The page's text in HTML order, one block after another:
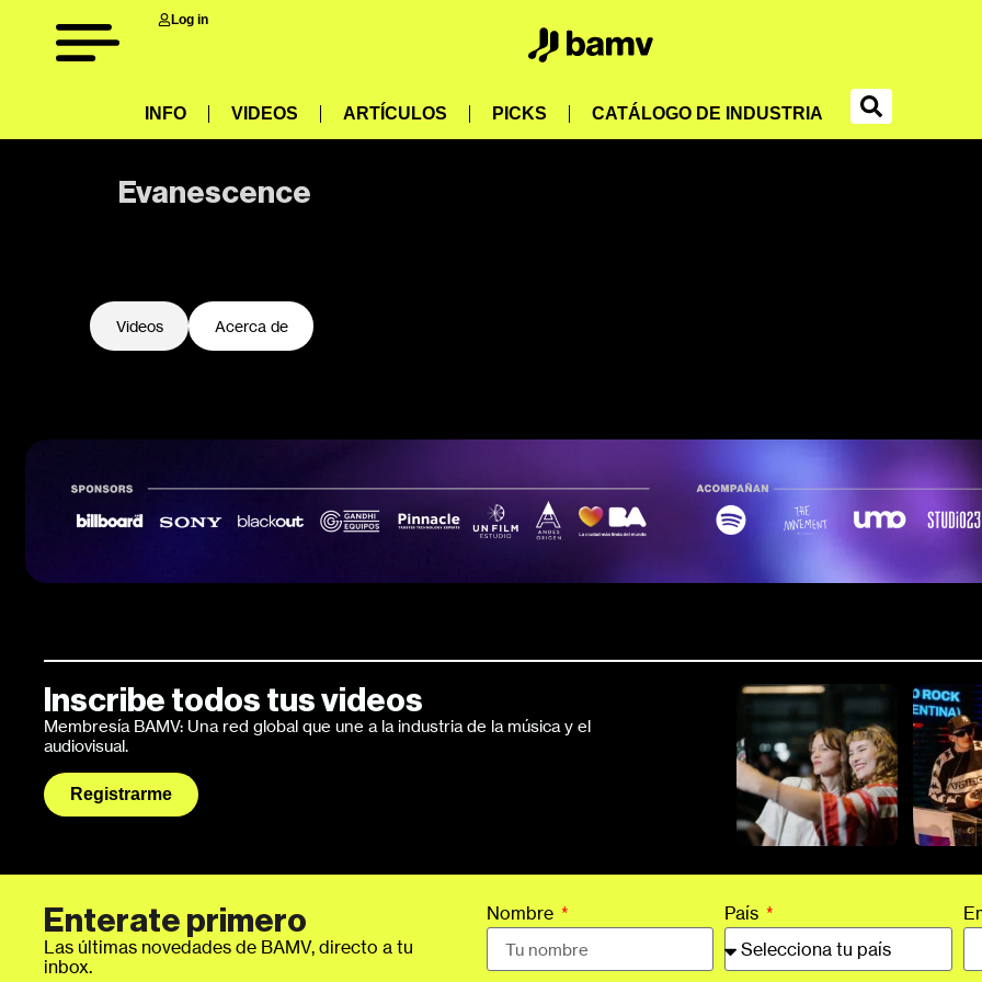
Log in
INFO VIDEOS ARTÍCULOS PICKS CATÁLOGO DE INDUSTRIA
Evanescence
Videos Acerca de
Inscribe todos tus videos
Membresía BAMV: Una red global que une a la industria de la música y el
audiovisual.
Registrarme
Enterate primero
Las últimas novedades de BAMV, directo a tu
inbox.
Nombre País